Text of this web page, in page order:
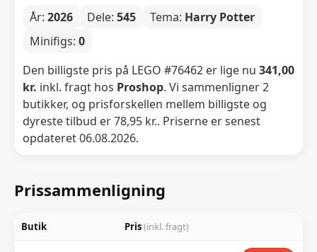
År: 2026 Dele: 545 Tema: Harry Potter
Minifigs: 0
Den billigste pris på LEGO #76462 er lige nu 341,00
kr. inkl. fragt hos Proshop. Vi sammenligner 2
butikker, og prisforskellen mellem billigste og
dyreste tilbud er 78,95 kr.. Priserne er senest
opdateret 06.08.2026.
Prissammenligning
Butik Pris(inkl. fragt)